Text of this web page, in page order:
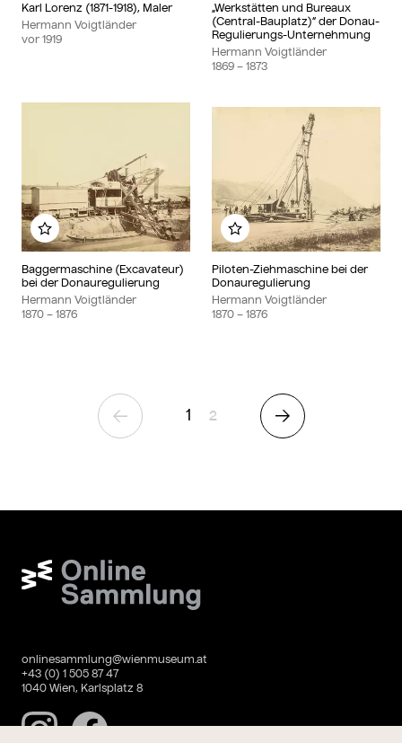
Karl Lorenz (1871-1918), Maler
Hermann Voigtländer
vor 1919
„Werkstätten und Bureaux
(Central-Bauplatz)“ der Donau-
Regulierungs-Unternehmung
Hermann Voigtländer
1869 – 1873
Baggermaschine (Excavateur)
bei der Donauregulierung
Hermann Voigtländer
1870 – 1876
Zu meinem Album hinzufügen
Piloten-Ziehmaschine bei der
Donauregulierung
Hermann Voigtländer
1870 – 1876
Zu meinem Album
Vorherige Seite
1 Seite
2 Nächste Seite
Wien Museum Online Sammlung
onlinesammlung@wienmuseum.at
+43 (0) 1 505 87 47
1040 Wien, Karlsplatz 8
InstagramFacebook